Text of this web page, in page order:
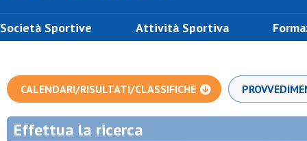
Società Sportive Attività Sportiva
CALENDARI/RISULTATI/CLASSIFICHE
Effettua la ricerca